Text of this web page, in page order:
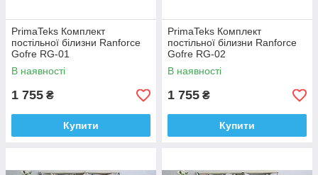
PrimaTeks Комплект
постільної білизни Ranforce
Gofre RG-01
В наявності
1 755 ₴
Купити
PrimaTeks Комплект
постільної білизни Ranforce
Gofre RG-02
В наявності
1 755 ₴
Купити